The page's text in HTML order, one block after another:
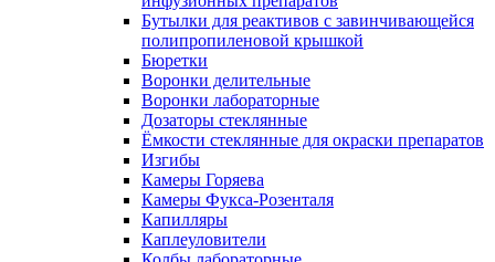
Бутылки для реактивов с завинчивающейся
полипропиленовой крышкой
Бюретки
Воронки делительные
Воронки лабораторные
Дозаторы стеклянные
Ёмкости стеклянные для окраски препаратов
Изгибы
Камеры Горяева
Камеры Фукса-Розенталя
Капилляры
Каплеуловители